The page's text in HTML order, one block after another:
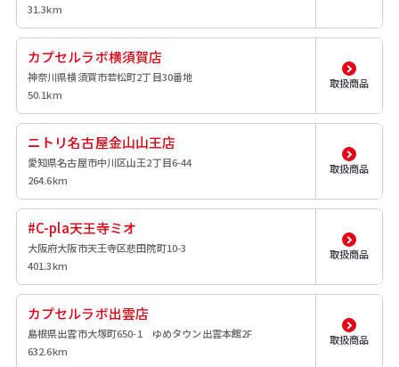
31.3km
カプセルラボ横須賀店
神奈川県横須賀市若松町2丁目30番地
50.1km
取扱商品
ニトリ名古屋金山山王店
愛知県名古屋市中川区山王2丁目6-44
264.6km
取扱商品
#C-pla天王寺ミオ
大阪府大阪市天王寺区悲田院町10-3
401.3km
取扱商品
カプセルラボ出雲店
島根県出雲市大塚町650-1 ゆめタウン出雲本館2F
632.6km
取扱商品